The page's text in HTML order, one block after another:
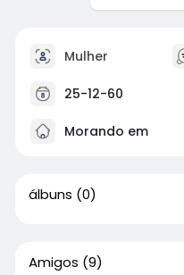
Mulher
25-12-60
Morando em
álbuns (0)
Amigos (9)